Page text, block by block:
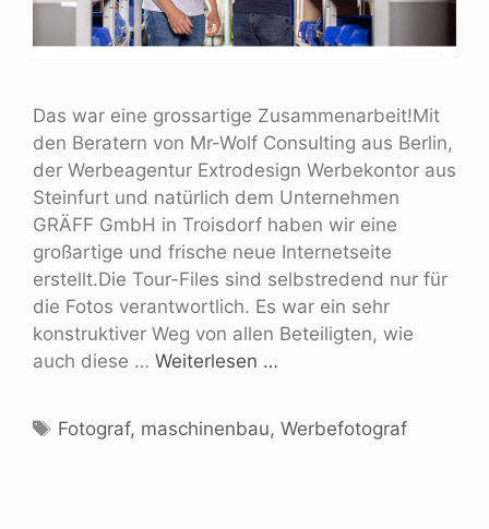
Das war eine grossartige Zusammenarbeit!Mit
den Beratern von Mr-Wolf Consulting aus Berlin,
der Werbeagentur Extrodesign Werbekontor aus
Steinfurt und natürlich dem Unternehmen
GRÄFF GmbH in Troisdorf haben wir eine
großartige und frische neue Internetseite
erstellt.Die Tour-Files sind selbstredend nur für
die Fotos verantwortlich. Es war ein sehr
konstruktiver Weg von allen Beteiligten, wie
auch diese … Weiterlesen …
Fotograf, maschinenbau,Werbefotograf